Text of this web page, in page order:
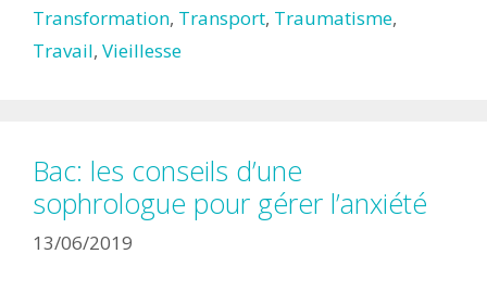
Transformation, Transport, Traumatisme,
Travail, Vieillesse
Bac: les conseils d’une
sophrologue pour gérer l’anxiété
13/06/2019